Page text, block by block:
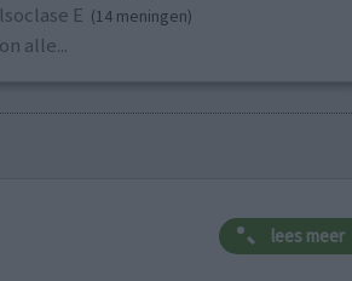
E (14 meningen)
alle...
lees meer